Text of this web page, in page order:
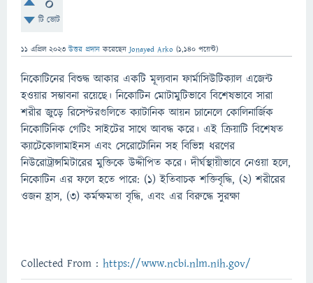
টি ভোট
11 এপ্রিল 2023 উত্তর প্রদান করেছেনJonayed Arko (1,140 পয়েন্ট)
নিকোটিনের বিশুদ্ধ আকার একটি মূল্যবান ফার্মাসিউটিক্যাল এজেন্ট
হওয়ার সম্ভাবনা রয়েছে। নিকোটিন মোটামুটিভাবে বিশেষভাবে সারা
শরীর জুড়ে রিসেপ্টরগুলিতে ক্যাটানিক আয়ন চ্যানেলে কোলিনার্জিক
নিকোটিনিক গেটিং সাইটের সাথে আবদ্ধ করে। এই ক্রিয়াটি বিশেষত
ক্যাটেকোলামাইনস এবং সেরোটোনিন সহ বিভিন্ন ধরণের
নিউরোট্রান্সমিটারের মুক্তিকে উদ্দীপিত করে। দীর্ঘস্থায়ীভাবে নেওয়া হলে,
নিকোটিন এর ফলে হতে পারে: (1) ইতিবাচক শক্তিবৃদ্ধি, (2) শরীরের
ওজন হ্রাস, (3) কর্মক্ষমতা বৃদ্ধি, এবং এর বিরুদ্ধে সুরক্ষা
Collected From : https://www.ncbi.nlm.nih.gov/